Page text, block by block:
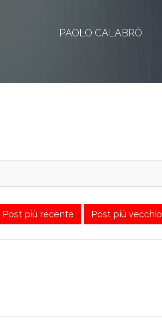
PAOLO CALABRÒ
Post più recente Post più vecchio